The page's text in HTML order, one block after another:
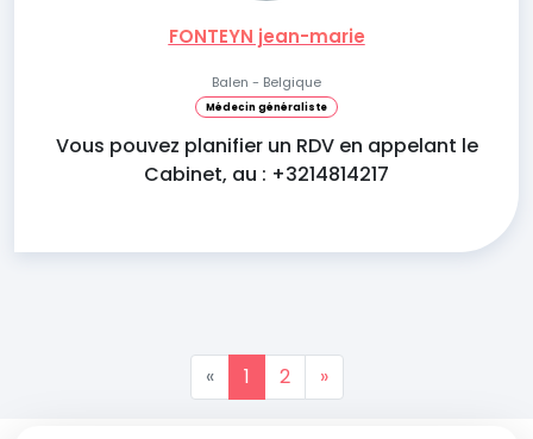
FONTEYN jean-marie
Balen - Belgique
Médecin généraliste
Vous pouvez planifier un RDV en appelant le
Cabinet, au : +3214814217
« 1 2 »